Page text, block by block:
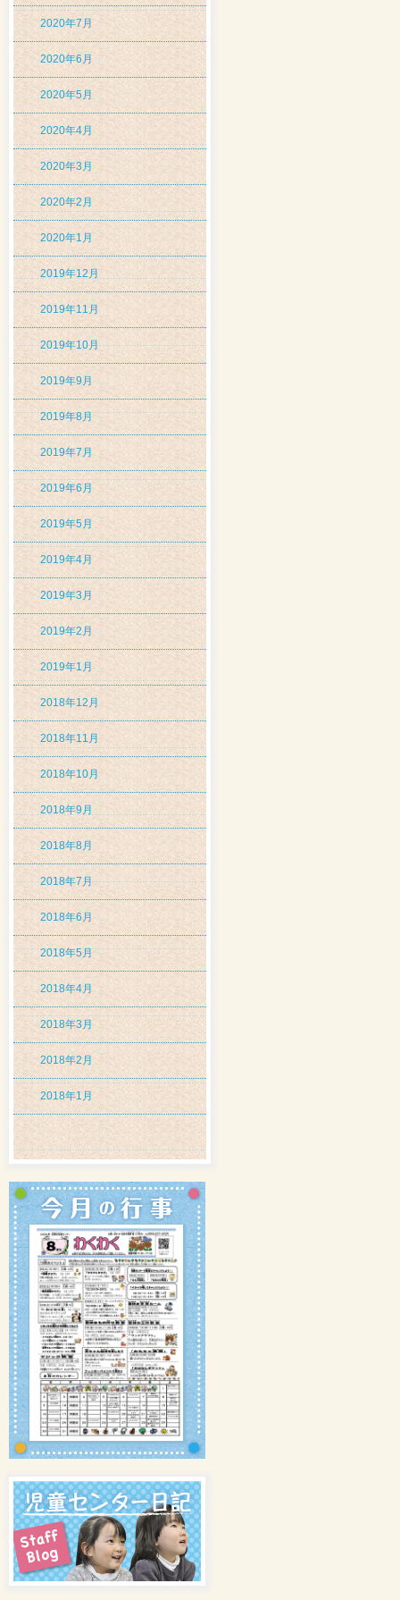
2020年7月
2020年6月
2020年5月
2020年4月
2020年3月
2020年2月
2020年1月
2019年12月
2019年11月
2019年10月
2019年9月
2019年8月
2019年7月
2019年6月
2019年5月
2019年4月
2019年3月
2019年2月
2019年1月
2018年12月
2018年11月
2018年10月
2018年9月
2018年8月
2018年7月
2018年6月
2018年5月
2018年4月
2018年3月
2018年2月
2018年1月